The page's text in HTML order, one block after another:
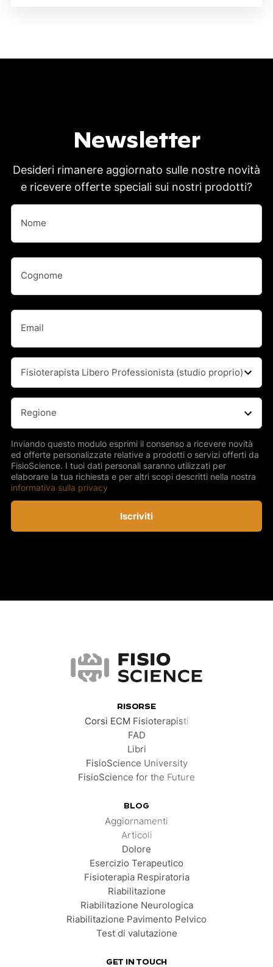
Newsletter
Desideri rimanere aggiornato sulle nostre novità
e ricevere offerte speciali sui nostri prodotti?
Nome
Nome
Email
Professione
Regione
Inviando questo modulo esprimi il consenso a ricevere novità
ed offerte personalizzate relative a prodotti o servizi offerti da
FisioScience. I tuoi dati personali saranno utilizzati per
elaborare la tua richiesta e per altri scopi descritti nella nostra
informativa sulla privacy
Iscriviti
FisioScience
RISORSE
Corsi ECM Fisioterapisti
FAD
Libri
FisioScience University
FisioScience for the Future
BLOG
Aggiornamenti
Articoli
Dolore
Esercizio Terapeutico
Fisioterapia Respiratoria
Riabilitazione
Riabilitazione Neurologica
Riabilitazione Pavimento Pelvico
Test di valutazione
GET IN TOUCH